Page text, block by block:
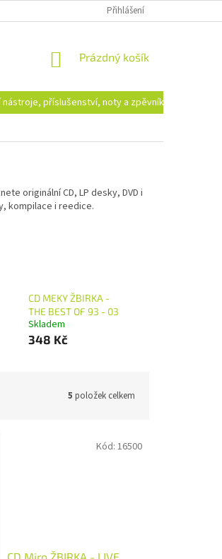
ÚDAJŮ DOPRAVA A PLATBA
Přihlášení
NÁKUPNÍ
Prázdný košík
nástroje, příslušenství, noty a zpěvníky
originální CD, LP desky, DVD i
kompilace i reedice.
CD MEKY ŽBIRKA -
THE BEST OF 93 - 03
Skladem
348 Kč
5 položek celkem
Kód: 16500